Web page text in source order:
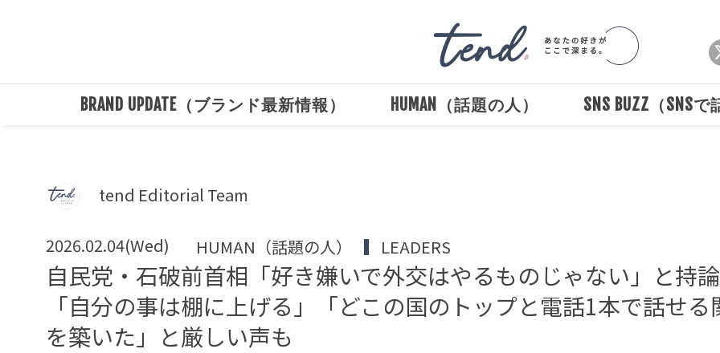
BRAND UPDATE（ブランド最新情報） HUMAN（話題の人） SNS BUZZ（SNSで
tend Editorial Team
2026.02.04(Wed) HUMAN（話題の人） LEADERS
自民党・石破前首相「好き嫌いで外交はやるものじゃない」と持
「自分の事は棚に上げる」「どこの国のトップと電話1本で話せる
を築いた」と厳しい声も